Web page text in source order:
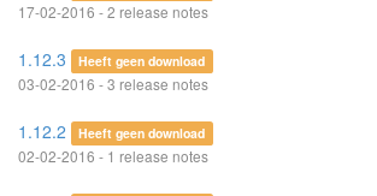
17-02-2016 - 2 release notes
1.12.3 Heeft geen download
03-02-2016 - 3 release notes
1.12.2 Heeft geen download
02-02-2016 - 1 release notes